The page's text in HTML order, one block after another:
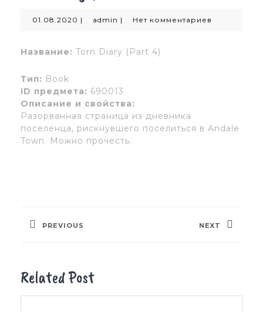
01.08.2020 01.08.2020
| admin admin
| Нет комментариев
Название: Torn Diary (Part 4)
Тип: Book
ID предмета: 690013
Описание и свойства:
Разорванная страница из дневника
поселенца, рискнувшего поселиться в Andale
Town. Можно прочесть.
по
PREVIOUS NEXT
Related Post